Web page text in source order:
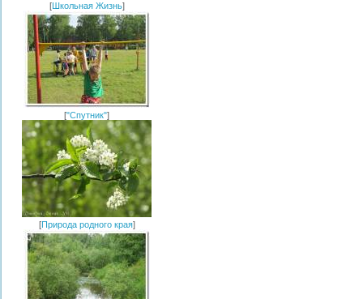
[Школьная Жизнь]
["Спутник"]
[Природа родного края]